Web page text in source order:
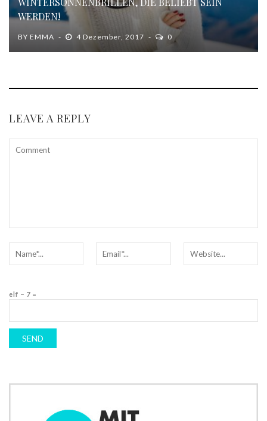
WERDEN!
BY EMMA 4 Dezember, 2017 0
LEAVE A REPLY
elf − 7 =